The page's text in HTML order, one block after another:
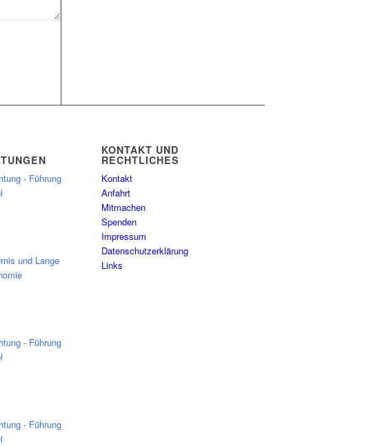
- Führung
und Lange
- Führung
- Führung
KONTAKT UND
RECHTLICHES
Kontakt
Anfahrt
Mitmachen
Spenden
Impressum
Datenschutzerklärung
Links